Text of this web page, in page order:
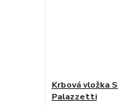
Krbová vložka
Palazzetti